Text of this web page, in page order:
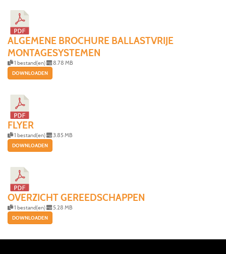
ALGEMENE BROCHURE BALLASTVRIJE
MONTAGESYSTEMEN
1 bestand(en) 8.78 MB
DOWNLOADEN
FLYER
1 bestand(en) 3.85 MB
DOWNLOADEN
OVERZICHT GEREEDSCHAPPEN
1 bestand(en) 5.28 MB
DOWNLOADEN